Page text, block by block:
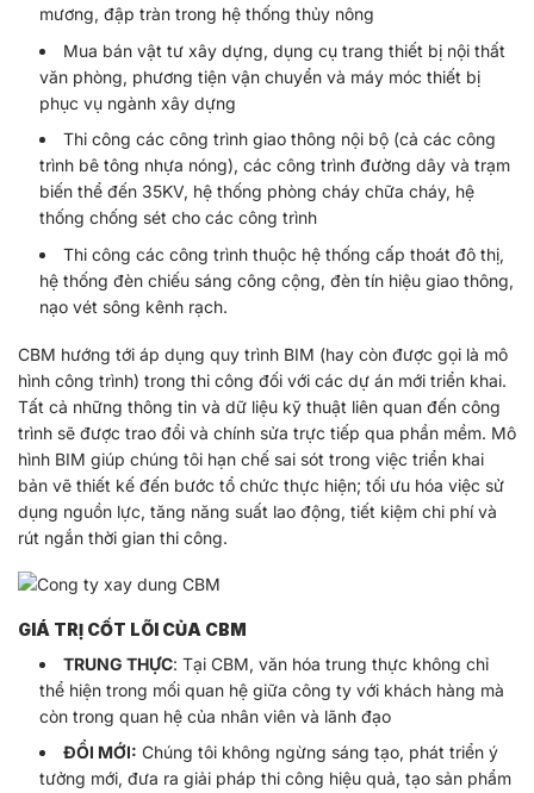
mương, đập tràn trong hệ thống thủy nông
Mua bán vật tư xây dựng, dụng cụ trang thiết bị nội thất
văn phòng, phương tiện vận chuyển và máy móc thiết bị
phục vụ ngành xây dựng
Thi công các công trình giao thông nội bộ (cả các công
trình bê tông nhựa nóng), các công trình đường dây và trạm
biến thể đến 35KV, hệ thống phòng cháy chữa cháy, hệ
thống chống sét cho các công trình
Thi công các công trình thuộc hệ thống cấp thoát đô thị,
hệ thống đèn chiếu sáng công cộng, đèn tín hiệu giao thông,
nạo vét sông kênh rạch.
CBM hướng tới áp dụng quy trình BIM (hay còn được gọi là mô
hình công trình) trong thi công đối với các dự án mới triển khai.
Tất cả những thông tin và dữ liệu kỹ thuật liên quan đến công
trình sẽ được trao đổi và chính sửa trực tiếp qua phần mềm. Mô
hình BIM giúp chúng tôi hạn chế sai sót trong việc triển khai
bản vẽ thiết kế đến bước tổ chức thực hiện; tối ưu hóa việc sử
dụng nguồn lực, tăng năng suất lao động, tiết kiệm chi phí và
rút ngắn thời gian thi công.
GIÁ TRỊ CỐT LÕI CỦA CBM
TRUNG THỰC: Tại CBM, văn hóa trung thực không chỉ
thể hiện trong mối quan hệ giữa công ty với khách hàng mà
còn trong quan hệ của nhân viên và lãnh đạo
ĐỔI MỚI: Chúng tôi không ngừng sáng tạo, phát triển ý
tưởng mới, đưa ra giải pháp thi công hiệu quả, tạo sản phẩm